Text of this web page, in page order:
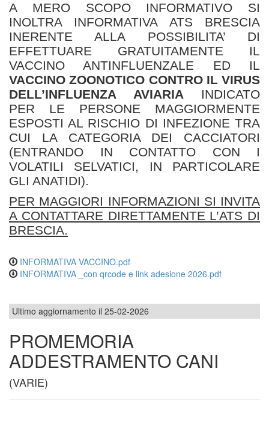
A MERO SCOPO INFORMATIVO SI
INOLTRA INFORMATIVA ATS BRESCIA
INERENTE ALLA POSSIBILITA’ DI
EFFETTUARE GRATUITAMENTE IL
VACCINO ANTINFLUENZALE ED IL
VACCINO ZOONOTICO CONTRO IL VIRUS
DELL’INFLUENZA AVIARIAINDICATO
PER LE PERSONE MAGGIORMENTE
ESPOSTI AL RISCHIO DI INFEZIONE TRA
CUI LA CATEGORIA DEI CACCIATORI
(ENTRANDO IN CONTATTO CON I
VOLATILI SELVATICI, IN PARTICOLARE
GLI ANATIDI).
PER MAGGIORI INFORMAZIONI SI INVITA
A CONTATTARE DIRETTAMENTE L’ATS DI
BRESCIA.
INFORMATIVA VACCINO.pdf
INFORMATIVA _con qrcode e link adesione 2026.pdf
Ultimo aggiornamento il 25-02-2026
PROMEMORIA
ADDESTRAMENTO CANI
(VARIE)